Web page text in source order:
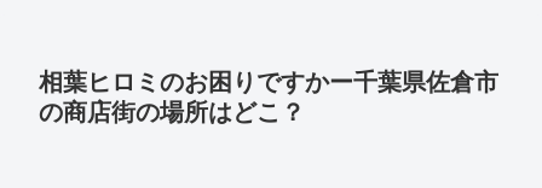
相葉ヒロミのお困りですかー千葉県佐倉市
の商店街の場所はどこ？